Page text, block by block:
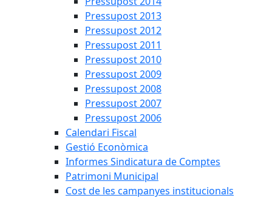
Pressupost 2013
Pressupost 2012
Pressupost 2011
Pressupost 2010
Pressupost 2009
Pressupost 2008
Pressupost 2007
Pressupost 2006
Calendari Fiscal
Gestió Econòmica
Informes Sindicatura de Comptes
Patrimoni Municipal
Cost de les campanyes institucionals